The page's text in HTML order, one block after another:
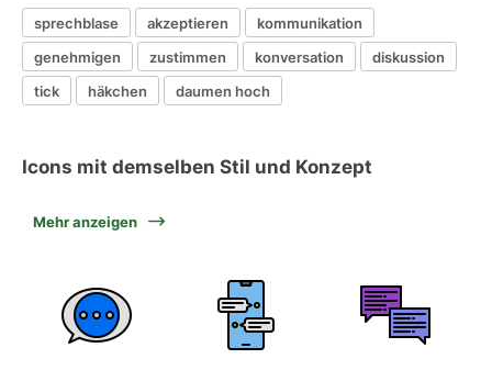
sprechblase akzeptieren
kommunikation
genehmigen
zustimmen konversation
diskussion
tick
häkchen daumen hoch
Icons mit demselben Stil und Konzept
Mehr anzeigen